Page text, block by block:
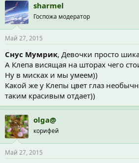
sharmel
Госпожа модератор
Май 27, 2015
Снус Мумрик, Девочки просто
А Клепа висящая на шторах чего
Ну в мисках и мы умеем))
Какой же у Клепы цвет глаз
таким красивым отдает))
olga@
корифей
Май 27, 2015